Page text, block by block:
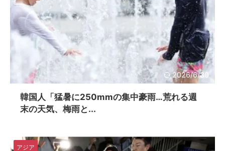
2026/6/30
韓国人「猛暑に250mmの集中豪雨…荒れる週
末の天気、梅雨と...
アジア